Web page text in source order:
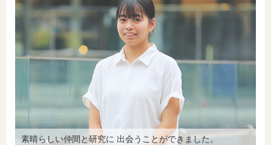
素晴らしい仲間と研究に 出会うことができました。